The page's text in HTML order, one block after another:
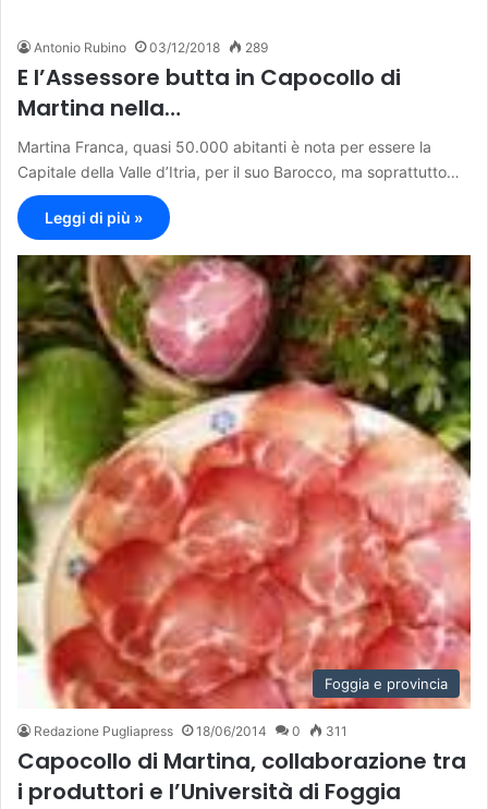
Antonio Rubino 03/12/2018 289
E l’Assessore butta in Capocollo di
Martina nella…
Martina Franca, quasi 50.000 abitanti è nota per essere la
Capitale della Valle d’Itria, per il suo Barocco, ma soprattutto…
Leggi di più »
Foggia e provincia
Redazione Pugliapress 18/06/2014 0 311
Capocollo di Martina, collaborazione tra
i produttori e l’Università di Foggia